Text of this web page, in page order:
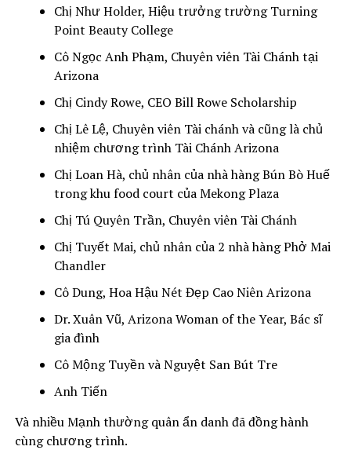
Chị Như Holder, Hiệu trưởng trường Turning
Point Beauty College
Cô Ngọc Anh Phạm, Chuyên viên Tài Chánh tại
Arizona
Chị Cindy Rowe, CEO Bill Rowe Scholarship
Chị Lê Lệ, Chuyên viên Tài chánh và cũng là chủ
nhiệm chương trình Tài Chánh Arizona
Chị Loan Hà, chủ nhân của nhà hàng Bún Bò Huế
trong khu food court của Mekong Plaza
Chị Tú Quyên Trần, Chuyên viên Tài Chánh
Chị Tuyết Mai, chủ nhân của 2 nhà hàng Phở Mai
Chandler
Cô Dung, Hoa Hậu Nét Đẹp Cao Niên Arizona
Dr. Xuân Vũ, Arizona Woman of the Year, Bác sĩ
gia đình
Cô Mộng Tuyền và Nguyệt San Bút Tre
Anh Tiến
Và nhiều Mạnh thường quân ẩn danh đã đồng hành
cùng chương trình.